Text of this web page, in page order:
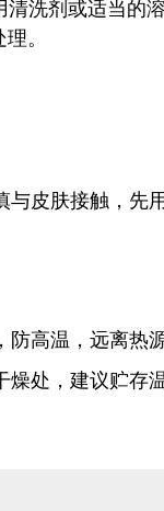
清洗剂或适当的
。
皮肤接触，先
高温，远离热
处，建议贮存